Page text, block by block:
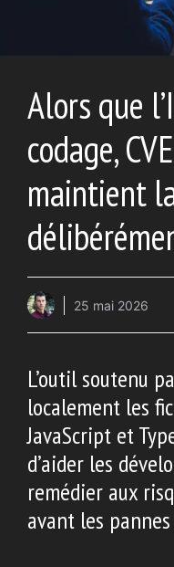
Alors que
codage,
maintient
25 mai 2026
L’outil soutenu
localement les
JavaScript et
d’aider les
remédier aux
avant les pannes